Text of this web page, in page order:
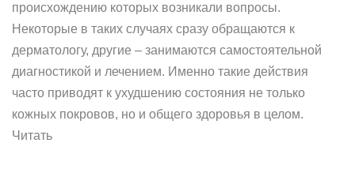
происхождению которых возникали вопросы.
Некоторые в таких случаях сразу обращаются к
дерматологу, другие – занимаются самостоятельной
диагностикой и лечением. Именно такие действия
часто приводят к ухудшению состояния не только
кожных покровов, но и общего здоровья в целом.
Читать